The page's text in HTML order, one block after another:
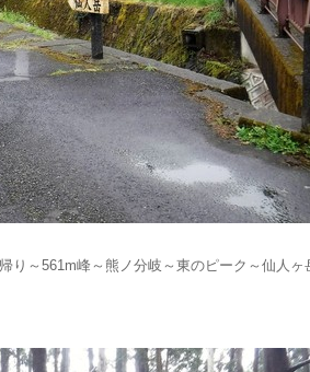
り～561m峰～熊ノ分岐～東のピーク～仙人ヶ